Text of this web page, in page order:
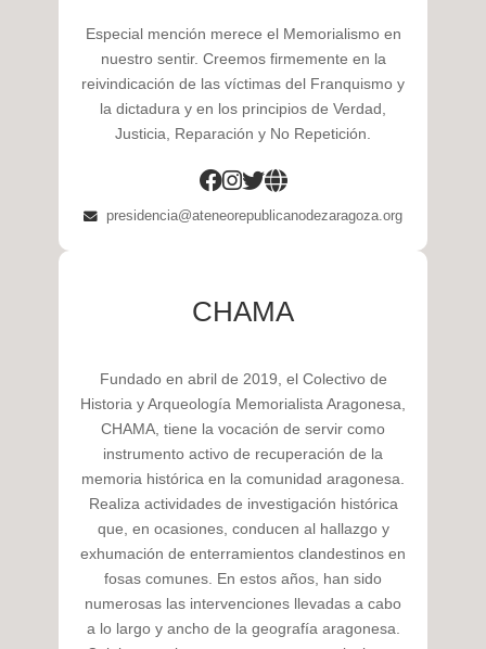
Especial mención merece el Memorialismo en
nuestro sentir. Creemos firmemente en la
reivindicación de las víctimas del Franquismo y
la dictadura y en los principios de Verdad,
Justicia, Reparación y No Repetición.
presidencia@ateneorepublicanodezaragoza.org
CHAMA
Fundado en abril de 2019, el Colectivo de
Historia y Arqueología Memorialista Aragonesa,
CHAMA, tiene la vocación de servir como
instrumento activo de recuperación de la
memoria histórica en la comunidad aragonesa.
Realiza actividades de investigación histórica
que, en ocasiones, conducen al hallazgo y
exhumación de enterramientos clandestinos en
fosas comunes. En estos años, han sido
numerosas las intervenciones llevadas a cabo
a lo largo y ancho de la geografía aragonesa.